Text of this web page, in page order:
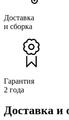
Доставка
и сборка
Гарантия
2 года
Доставка и